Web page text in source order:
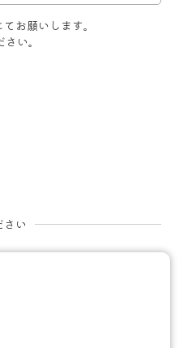
お願いします。
い。
い